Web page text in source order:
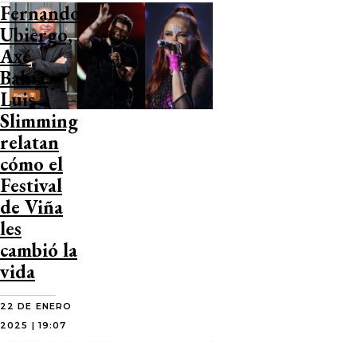
Fernando
Ubiergo,
Axé
Bahía y
Luis
Slimming
relatan
cómo el
Festival
de Viña
les
cambió la
vida
22 DE ENERO
2025 | 19:07